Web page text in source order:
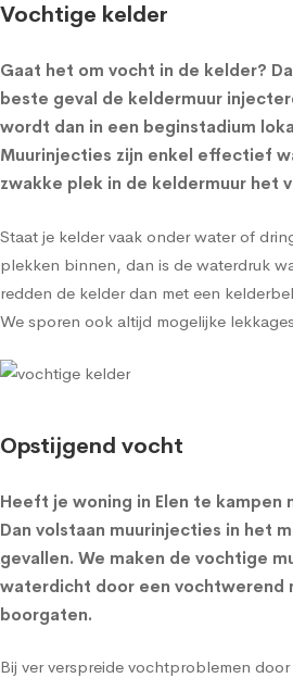
Vochtige kelder
Gaat het om vocht in de kelder?
beste geval de keldermuur
wordt dan in een beginstadium
Muurinjecties zijn enkel effectief
zwakke plek in de keldermuur het
Staat je kelder vaak onder water of
plekken binnen, dan is de waterdruk
redden de kelder dan met een
We sporen ook altijd mogelijke
Opstijgend vocht
Heeft je woning in Elen te
Dan volstaan muurinjecties in het
gevallen. We maken de vochtige
waterdicht door een vochtwerend
boorgaten.
Bij ver verspreide vochtproblemen